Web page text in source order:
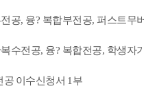
공, 융? 복합부전공, 퍼스트무
수전공, 융? 복합전공, 학생자
공 이수신청서 1 부